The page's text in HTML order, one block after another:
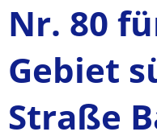
Nr. 80
Gebiet
Straße